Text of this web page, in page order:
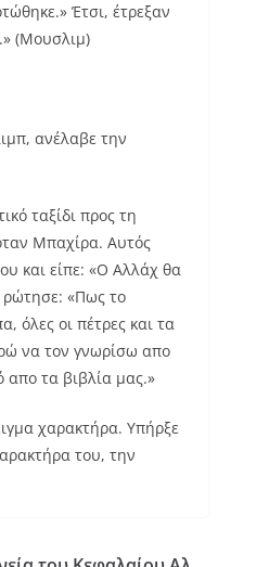
Έτσι, έτρεξαν
(Μουσλιμ)
ανέλαβε την
ταξίδι προς τη
Μπαχίρα. Αυτός
και είπε: «Ο Αλλάχ θα
ρώτησε: «Πως το
όλες οι πέτρες και τα
να τον γνωρίσω απο
απο τα βιβλία μας.»
χαρακτήρα. Υπήρξε
του, την